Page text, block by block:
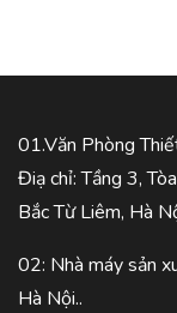
01.Văn Phòng
Điạ chỉ: Tầng 3,
Bắc Từ Liêm, Hà
02: Nhà máy sản
Hà Nội..